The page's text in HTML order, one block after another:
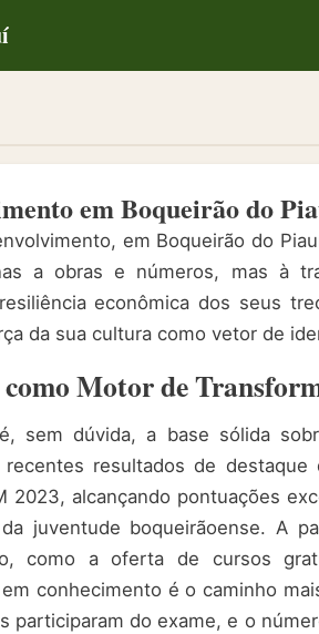
em Boqueirão do
em Boqueirão do
a obras e números, mas à
econômica dos seus
da sua cultura como vetor de
Motor de
sem dúvida, a base sólida
resultados de
2023, alcançando pontuações
juventude boqueirãoense. A
como a oferta de cursos
conhecimento é o caminho
participaram do exame, e o